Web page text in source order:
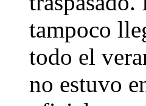
tampoco
todo el
no estuvo